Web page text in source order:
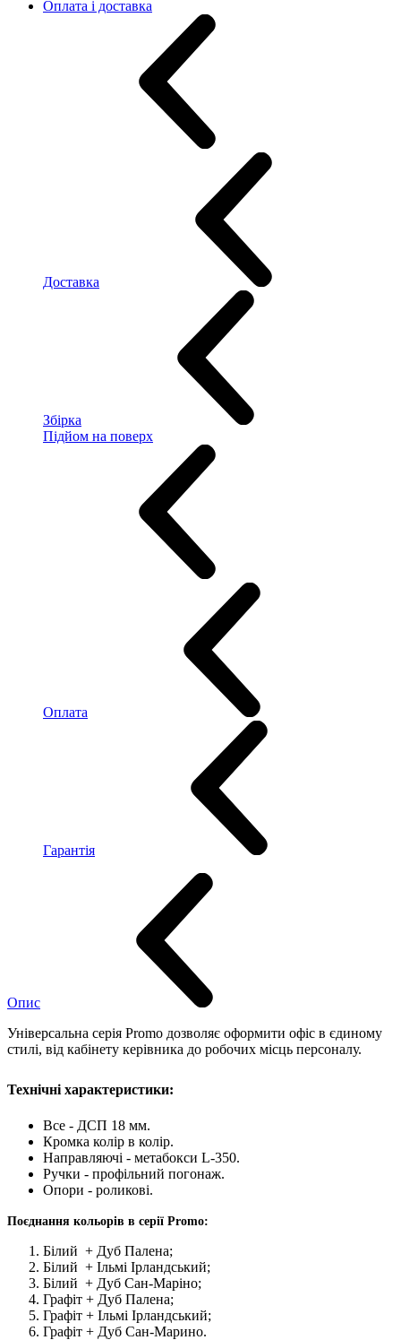
Оплата і доставка
Доставка
Збірка
Підйом на поверх
Оплата
Гарантія
Опис
Універсальна серія Promo дозволяє оформити офіс в єдиному
стилі, від кабінету керівника до робочих місць персоналу.
Технічні характеристики:
Все - ДСП 18 мм.
Кромка колір в колір.
Направляючі - метабокси L-350.
Ручки - профільний погонаж.
Опори - роликові.
Поєднання кольорів в серії Promo:
Білий + Дуб Палена;
Білий + Ільмі Ірландський;
Білий + Дуб Сан-Маріно;
Графіт + Дуб Палена;
Графіт + Ільмі Ірландський;
Графіт + Дуб Сан-Марино.